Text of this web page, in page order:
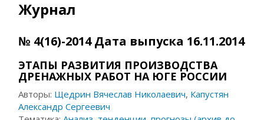
Журнал
№ 4(16)-2014 Дата выпуска 16.11.2014
ЭТАПЫ РАЗВИТИЯ ПРОИЗВОДСТВА
ДРЕНАЖНЫХ РАБОТ НА ЮГЕ РОССИИ
Авторы: Щедрин Вячеслав Николаевич, Капустян
Александр Сергеевич